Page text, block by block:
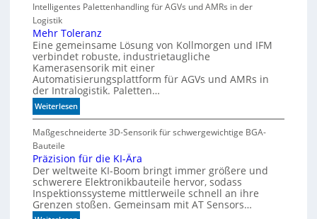
u
e
e
h
n
n
g
n
v
r
a
b
l
S
t
u
e
r
u
ng
s
p
e
e
d
i
m
A
q
a
r
i
u
m
Intelligentes Palettenhandling für AGVs und AMRs in der
Logistik
Mehr Toleranz
Eine gemeinsame Lösung von Kollmorgen und IFM
verbindet robuste, industrietaugliche
Kamerasensorik mit einer
Automatisierungsplattform für AGVs und AMRs in
der Intralogistik. Paletten…
Weiterlesen:
M
e
r
T
o
l
e
Maßgeschneiderte 3D-Sensorik für schwergewichtige BGA-
Bauteile
Präzision für die KI-Ära
Der weltweite KI-Boom bringt immer größere und
schwerere Elektronikbauteile hervor, sodass
Inspektionssysteme mittlerweile schnell an ihre
Grenzen stoßen. Gemeinsam mit AT Sensors…